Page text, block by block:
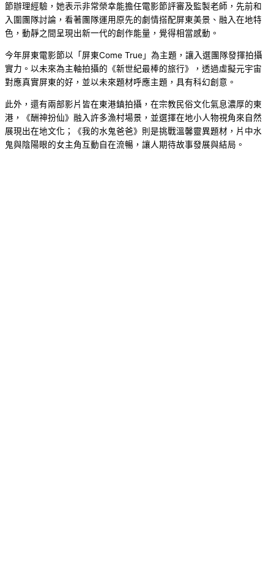
節辦理經驗，她表示非常榮幸能擔任電影節評審及監製老師，先前和
入圍團隊討論，看著團隊運用原先的劇情搭配屏東美景、融入在地特
色，動靜之間呈現出新一代的創作能量，覺得相當感動。
今年屏東電影節以「屏東Come True」為主題，讓入選團隊發揮拍攝
實力。以未來為主軸拍攝的《新世紀最棒的旅行》，透過虛擬元宇宙
對應真實屏東的好，並以未來題材呼應主題，具有科幻創意。
此外，還有兩部影片皆在東港鎮拍攝，在宗教民俗文化氣息濃厚的東
港，《酬神扮仙》融入許多漁村場景，並選擇在地小人物視角來自然
展現出在地文化；《我的水鬼爸爸》則是挑戰溫馨靈異題材，片中水
鬼與陰陽眼的女主角互動自在流暢，讓人期待故事發展與結局。